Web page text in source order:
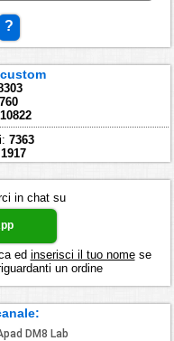
?
10822
7363
1917
in chat su
ed inserisci il tuo nomese
un ordine